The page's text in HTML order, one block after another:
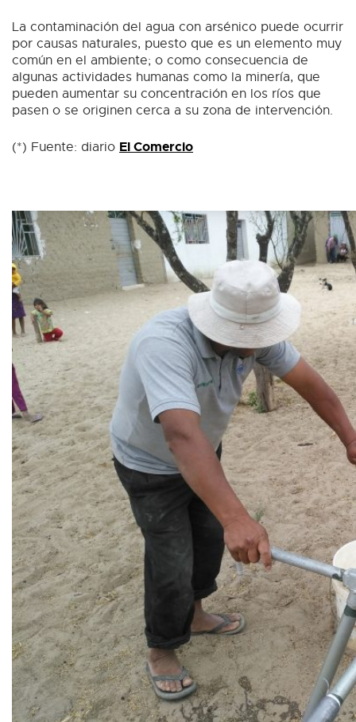
La contaminación del agua con arsénico puede ocurrir
por causas naturales, puesto que es un elemento muy
común en el ambiente; o como consecuencia de
algunas actividades humanas como la minería, que
pueden aumentar su concentración en los ríos que
pasen o se originen cerca a su zona de intervención.
(*) Fuente: diario El Comercio